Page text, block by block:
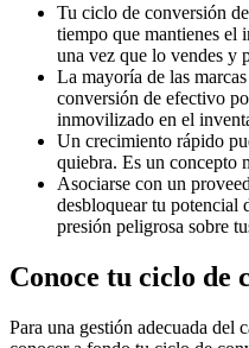
Tu ciclo de conversión
tiempo que mantienes el
una vez que lo vendes y
La mayoría de las
conversión de efectivo
inmovilizado en el
Un crecimiento rápido
quiebra. Es un concepto
Asociarse con un
desbloquear tu potencial
presión peligrosa sobre
Conoce tu ciclo de
Para una gestión adecuada del